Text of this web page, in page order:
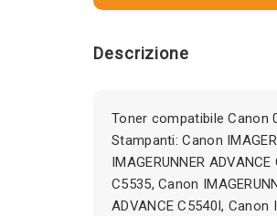
Descrizione
Toner compatibile Canon
Stampanti: Canon
IMAGERUNNER
C5535, Canon
ADVANCE C5540I, Canon